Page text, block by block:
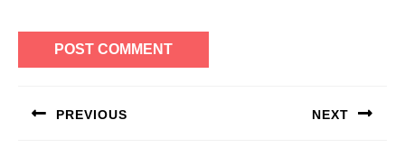
navigatie
PREVIOUS NEXT